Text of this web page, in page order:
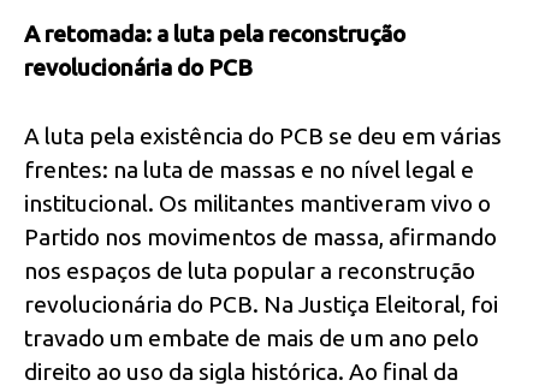
A retomada: a luta pela reconstrução
revolucionária do PCB
A luta pela existência do PCB se deu em várias
frentes: na luta de massas e no nível legal e
institucional. Os militantes mantiveram vivo o
Partido nos movimentos de massa, afirmando
nos espaços de luta popular a reconstrução
revolucionária do PCB. Na Justiça Eleitoral, foi
travado um embate de mais de um ano pelo
direito ao uso da sigla histórica. Ao final da